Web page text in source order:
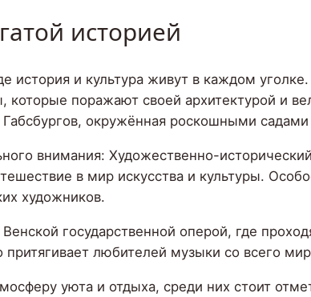
историей
история и культура живут в каждом
поражают своей архитектурой и
окружённая роскошными
внимания: Художественно-
в мир искусства и культуры.
художников.
государственной оперой, где
любителей музыки со всего
уюта и отдыха, среди них стоит